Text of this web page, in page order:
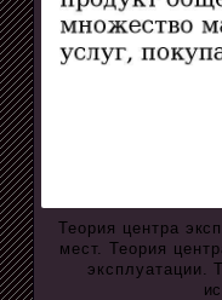
Теория центра
мест. Теория
эксплуатации.